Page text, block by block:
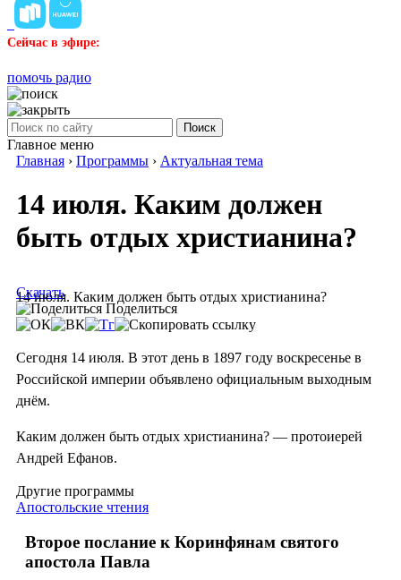
Сейчас в эфире:
помочь радио
Поиск
Главное меню
Главная › Программы › Актуальная тема
14 июля. Каким должен
быть отдых христианина?
14 июля. Каким должен быть отдых христианина?
Скачать
Поделиться
Сегодня 14 июля. В этот день в 1897 году воскресенье в
Российской империи объявлено официальным выходным
днём.
Каким должен быть отдых христианина? — протоиерей
Андрей Ефанов.
Другие программы
Апостольские чтения
Второе послание к Коринфянам святого
апостола Павла